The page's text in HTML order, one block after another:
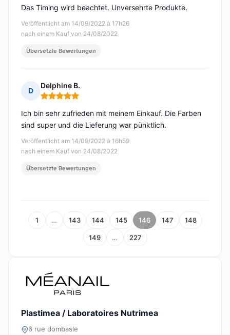
Veröffentlicht am 14/09/2022 à 17h26
nach einem Kauf von 24/08/2022
Das Timing wird beachtet. Unversehrte Produkte.
Übersetzte Bewertungen
D
Delphine B.
Hinweis: 5 von 5
Veröffentlicht am 14/09/2022 à 16h59
nach einem Kauf von 24/08/2022
Ich bin sehr zufrieden mit meinem Einkauf. Die Farben
sind super und die Lieferung war pünktlich.
Übersetzte Bewertungen
1 … 143 144 145 146 147 148
149 … 227
Plastimea / Laboratoires Nutrimea
6 rue dombasle